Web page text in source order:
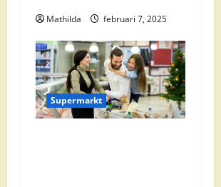
g
a
t
i
Mathilda februari 7, 2025
Supermarkt